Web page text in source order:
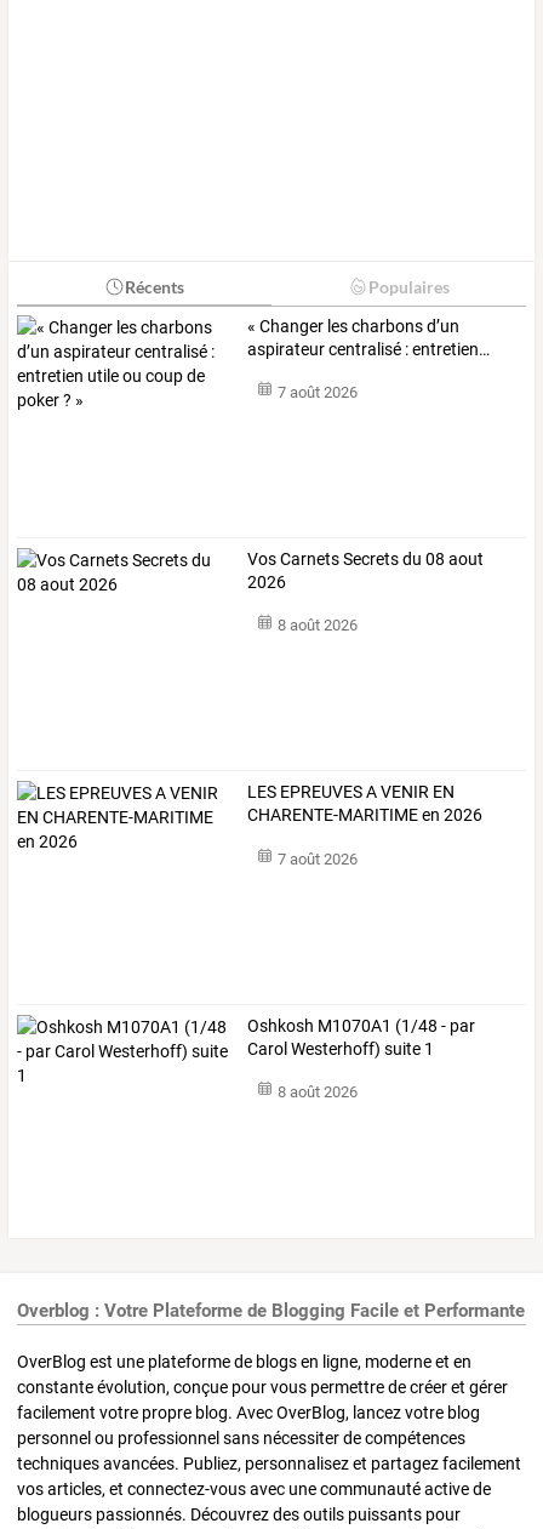
Récents Populaires
« Changer lescharbonsd’un
aspirateurcentralisé :entretien…
7 août 2026
Vos Carnets Secrets du 08 aout
2026
8 août 2026
LES EPREUVES A VENIR EN
CHARENTE-MARITIME en 2026
7 août 2026
Oshkosh M1070A1 (1/48 - par
Carol Westerhoff) suite 1
8 août 2026
Overblog : Votre Plateforme de Blogging Facile et Performante
OverBlog est une plateforme de blogs en ligne, moderne et en
constante évolution, conçue pour vous permettre de créer et gérer
facilement votre propre blog. Avec OverBlog, lancez votre blog
personnel ou professionnel sans nécessiter de compétences
techniques avancées. Publiez, personnalisez et partagez facilement
vos articles, et connectez-vous avec une communauté active de
blogueurs passionnés. Découvrez des outils puissants pour